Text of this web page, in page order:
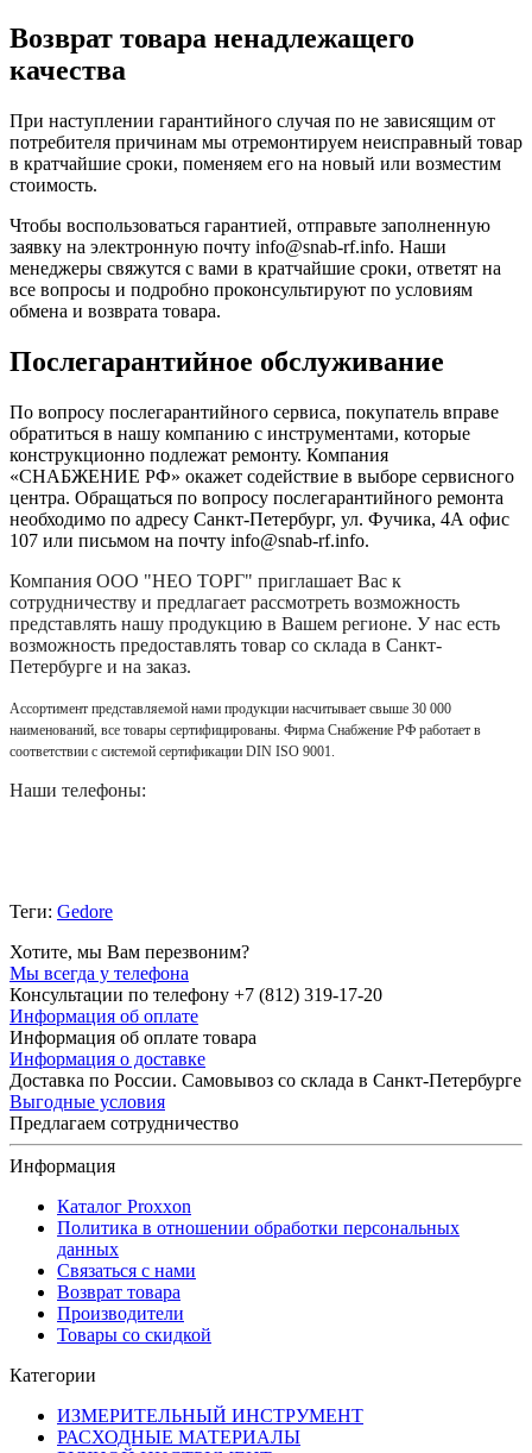
Возврат товара ненадлежащего
качества
При наступлении гарантийного случая по не зависящим от
потребителя причинам мы отремонтируем неисправный товар
в кратчайшие сроки, поменяем его на новый или возместим
стоимость.
Чтобы воспользоваться гарантией, отправьте заполненную
заявку на электронную почту info@snab-rf.info. Наши
менеджеры свяжутся с вами в кратчайшие сроки, ответят на
все вопросы и подробно проконсультируют по условиям
обмена и возврата товара.
Послегарантийное обслуживание
По вопросу послегарантийного сервиса, покупатель вправе
обратиться в нашу компанию с инструментами, которые
конструкционно подлежат ремонту. Компания
«СНАБЖЕНИЕ РФ» окажет содействие в выборе сервисного
центра. Обращаться по вопросу послегарантийного ремонта
необходимо по адресу Санкт-Петербург, ул. Фучика, 4А офис
107 или письмом на почту info@snab-rf.info.
Компания ООО "НЕО ТОРГ" приглашает Вас к
сотрудничеству и предлагает рассмотреть возможность
представлять нашу продукцию в Вашем регионе. У нас есть
возможность предоставлять товар со склада в Санкт-
Петербурге и на заказ.
Ассортимент представляемой нами продукции насчитывает свыше 30 000
наименований, все товары сертифицированы. Фирма Снабжение РФ работает в
соответствии с системой сертификации DIN ISO 9001.
Наши телефоны:
Теги: Gedore
Хотите, мы Вам перезвоним?
Мы всегда у телефона
Консультации по телефону +7 (812) 319-17-20
Информация об оплате
Информация об оплате товара
Информация о доставке
Доставка по России. Самовывоз со склада в Санкт-Петербурге
Выгодные условия
Предлагаем сотрудничество
Информация
Каталог Proxxon
Политика в отношении обработки персональных
данных
Связаться с нами
Возврат товара
Производители
Товары со скидкой
Категории
ИЗМЕРИТЕЛЬНЫЙ ИНСТРУМЕНТ
РАСХОДНЫЕ МАТЕРИАЛЫ